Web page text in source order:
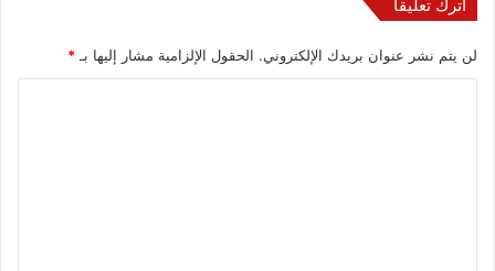
اترك تعليقاً
لن يتم نشر عنوان بريدك الإلكتروني. الحقول الإلزامية مشار إليها بـ*